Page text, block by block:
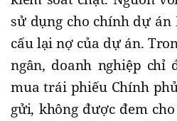
sử dụng cho chính dự án
cấu lại nợ của dự án.
ngân, doanh nghiệp chỉ
mua trái phiếu Chính
gửi, không được đem